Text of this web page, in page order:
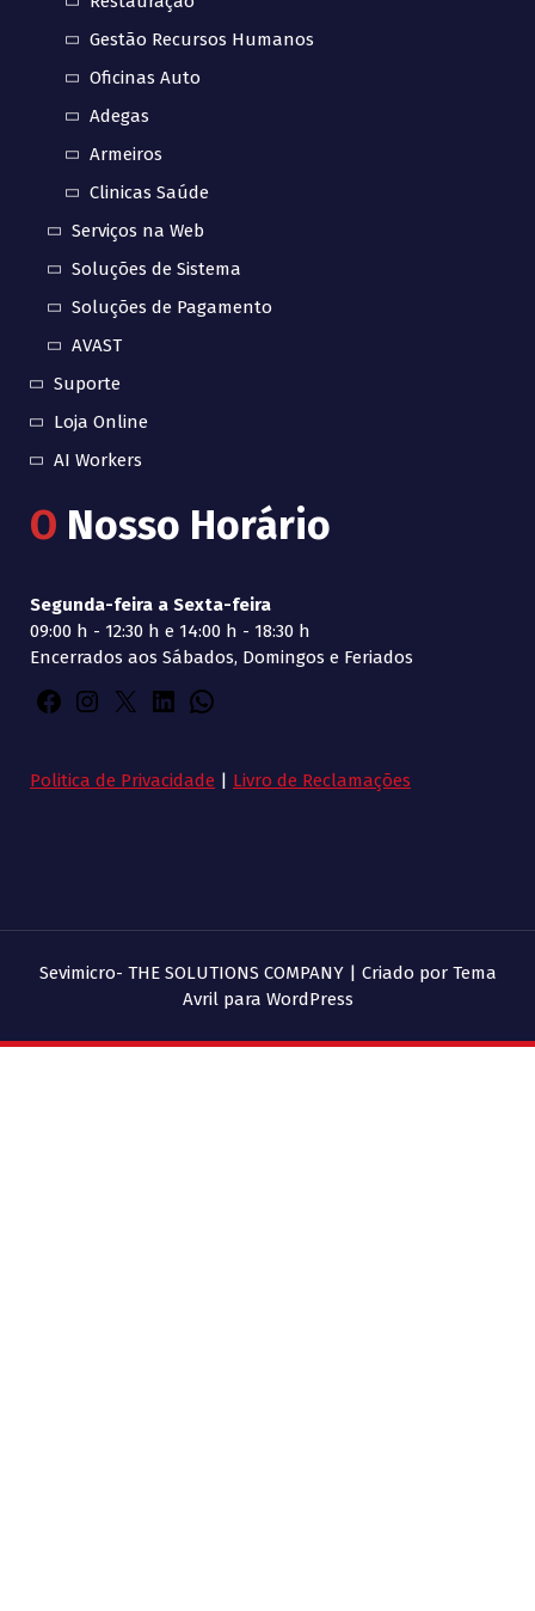
Gestão Recursos Humanos
Oficinas Auto
Adegas
Armeiros
Clinicas Saúde
Serviços na Web
Soluções de Sistema
Soluções de Pagamento
AVAST
Suporte
Loja Online
AI Workers
O Nosso Horário
Segunda-feira a Sexta-feira
09:00 h - 12:30 h e 14:00 h - 18:30 h
Encerrados aos Sábados, Domingos e Feriados
Politica de Privacidade | Livro de Reclamações
Sevimicro- THE SOLUTIONS COMPANY | Criado por Tema
Avril para WordPress